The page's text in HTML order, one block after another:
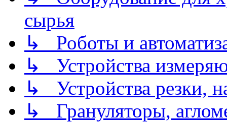
сырья
↳ Роботы и
↳ Устройства
↳ Устройства резки,
↳ Грануляторы,